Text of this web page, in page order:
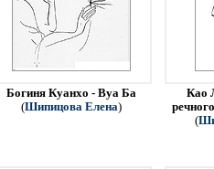
Богиня Куанхо - Вуа Ба
(Шипицова Елена)
Као
(